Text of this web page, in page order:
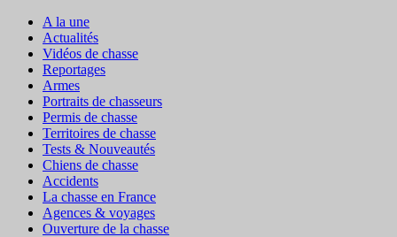
A la une
Actualités
Vidéos de chasse
Reportages
Armes
Portraits de chasseurs
Permis de chasse
Territoires de chasse
Tests & Nouveautés
Chiens de chasse
Accidents
La chasse en France
Agences & voyages
Ouverture de la chasse